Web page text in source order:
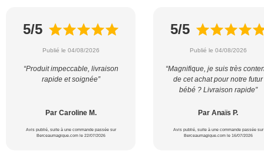
5/5
Publié le 04/08/2026
“Produit impeccable, livraison
rapide et soignée”
Par Caroline M.
Avis publié, suite à une commande passée sur
Berceaumagique.com le 22/07/2026
5/5
Publié le 04/08/2026
“Magnifique, je suis très
de cet achat pour notre futur
bébé ? Livraison rapide”
Par Anaïs P.
Avis publié, suite à une commande passée sur
Berceaumagique.com le 16/07/2026